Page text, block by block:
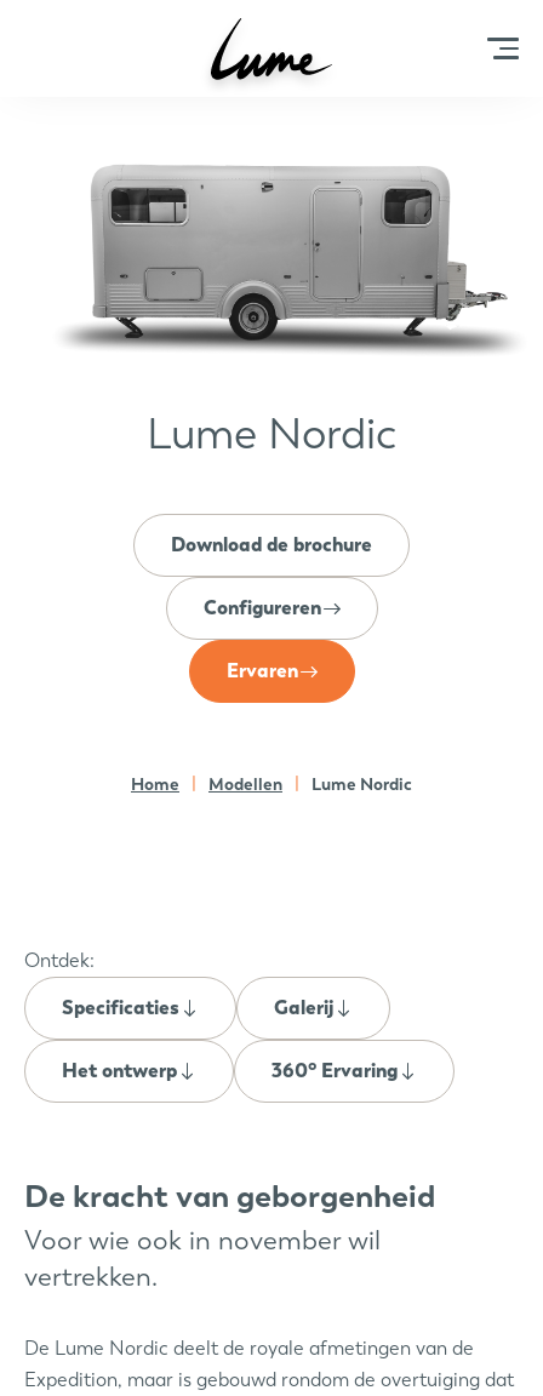
Home Modellen Lume Nordic
Lume Nordic
Download de brochure
Configureren
Ervaren
Ontdek:
Specificaties
Galerij
Het ontwerp 360° Ervaring
De kracht van geborgenheid
Voor wie ook in november wil
vertrekken.
De Lume Nordic deelt de royale afmetingen van de
Expedition, maar is gebouwd rondom de overtuiging dat